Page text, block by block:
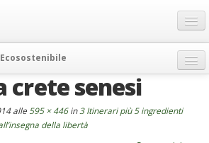
crete senesi
alle 595 × 446in 3 Itinerari più 5 ingredienti
della libertà